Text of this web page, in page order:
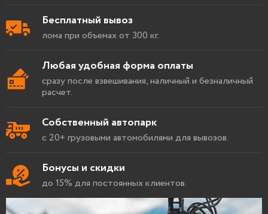
Бесплатный вывоз
лома при объемах от 300 кг.
Любая удобная форма оплаты
сразу после взвешивания, наличный и безналичный
расчет.
Собственный автопарк
с 20+ грузовыми автомобилями для вывозов.
Бонусы и скидки
до 15% для постоянных клиентов.